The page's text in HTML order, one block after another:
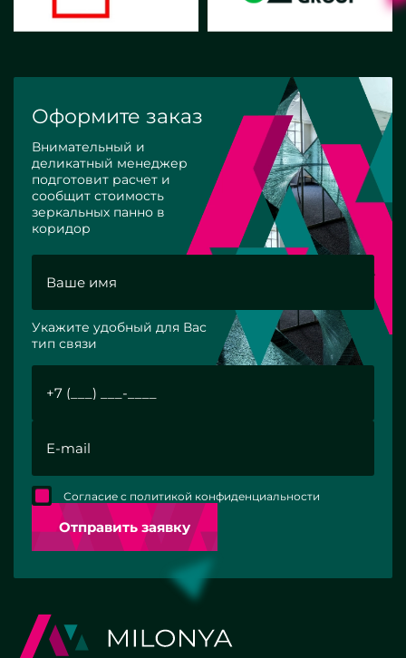
Оформите заказ
Внимательный и
деликатный менеджер
подготовит расчет и
сообщит стоимость
зеркальных панно в
коридор
Укажите удобный для Вас
тип связи
Отправить заявку
Согласие с политикой конфиденциальности